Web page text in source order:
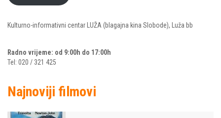
Kulturno-informativni centar LUŽA (blagajna kina Slobode), Luža bb
Radno vrijeme: od 9:00h do 17:00h
Tel: 020 / 321 425
Najnoviji filmovi